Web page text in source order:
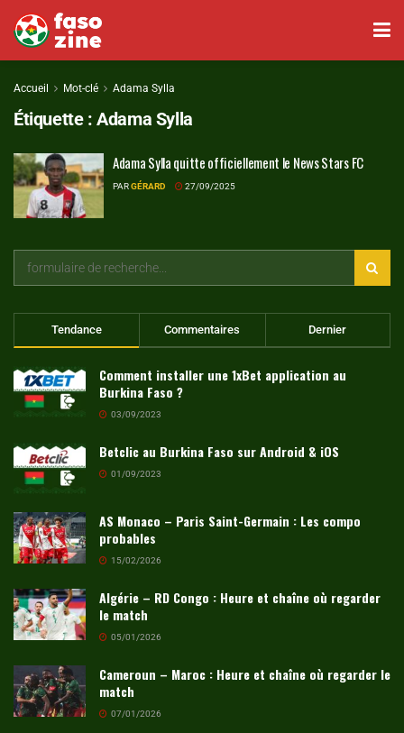
Accueil Mot-clé Adama Sylla
Étiquette :Adama Sylla
Adama Sylla quitte officiellement le News Stars FC
PARGÉRARD 27/09/2025
Tendance Commentaires Dernier
Comment installer une 1xBet application au
Burkina Faso ?
03/09/2023
Betclic au Burkina Faso sur Android & iOS
01/09/2023
AS Monaco – Paris Saint-Germain : Les compo
probables
15/02/2026
Algérie – RD Congo : Heure et chaîne où regarder
le match
05/01/2026
Cameroun – Maroc : Heure et chaîne où regarder le
match
07/01/2026